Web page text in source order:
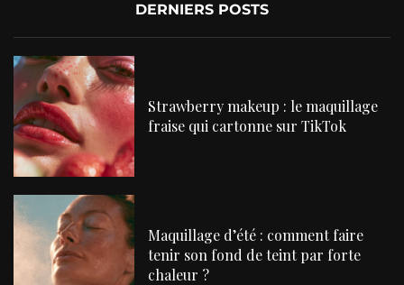
DERNIERS POSTS
Strawberry makeup : le maquillage
fraise qui cartonne sur TikTok
Maquillage d’été : comment faire
tenir son fond de teint par forte
chaleur ?